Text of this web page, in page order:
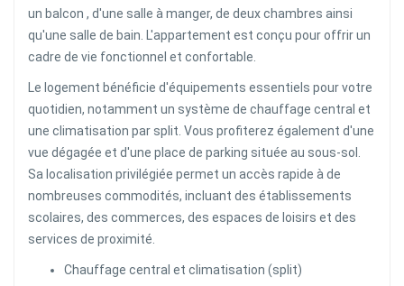
un balcon , d'une salle à manger, de deux chambres ainsi
qu'une salle de bain. L'appartement est conçu pour offrir un
cadre de vie fonctionnel et confortable.
Le logement bénéficie d'équipements essentiels pour votre
quotidien, notamment un système de chauffage central et
une climatisation par split. Vous profiterez également d'une
vue dégagée et d'une place de parking située au sous-sol.
Sa localisation privilégiée permet un accès rapide à de
nombreuses commodités, incluant des établissements
scolaires, des commerces, des espaces de loisirs et des
services de proximité.
Chauffage central et climatisation (split)